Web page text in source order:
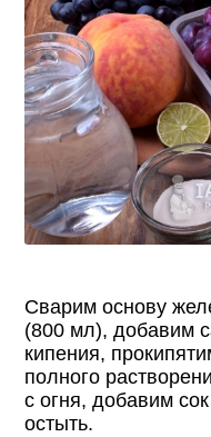
Сварим основу
(800 мл), добавим
кипения,
полного
с огня, добавим
остыть.